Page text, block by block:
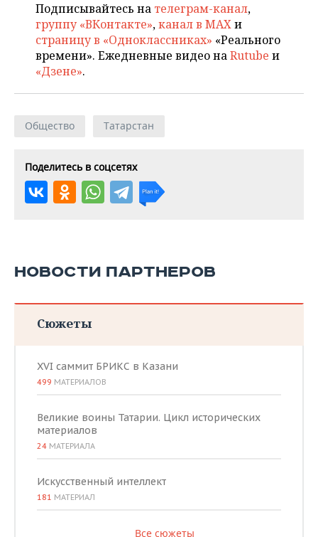
Подписывайтесь на телеграм-канал,
группу «ВКонтакте»,канал в MAXи
страницу в «Одноклассниках» «Реального
времени». Ежедневные видео наRutube и
«Дзене».
Общество Татарстан
Поделитесь в соцсетях
НОВОСТИ ПАРТНЕРОВ
Сюжеты
XVI саммит БРИКС в Казани
499 МАТЕРИАЛОВ
Великие воины Татарии. Цикл исторических
материалов
24 МАТЕРИАЛА
Искусственный интеллект
181 МАТЕРИАЛ
Все сюжеты